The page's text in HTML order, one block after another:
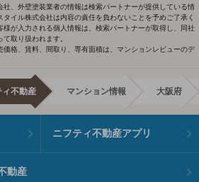
社、外壁塗装業者の情報は検索パートナーが提供している情
イル株式会社は内容の責任を負わないことを予めご了承く
様が入力される個人情報は、検索パートナーが取得し、同社
取り扱われます。
価格、賃料、間取り、専有面積は、マンションレビューのデ
ィ不動産 マンション情報 大阪府
ニフティ不動産アプリ
動産